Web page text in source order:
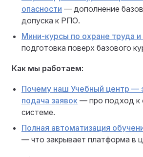
опасности — дополнение
допуска к РПО.
Мини-курсы по охране труда
подготовка поверх базового
Как мы работаем:
Почему наш Учебный центр —
подача заявок — про подход к
системе.
Полная автоматизация
— что закрывает платформа в